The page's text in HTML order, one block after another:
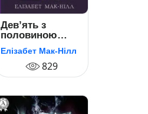
Дев’ять з
половиною
тижнів
Елізабет Мак-Нілл
829